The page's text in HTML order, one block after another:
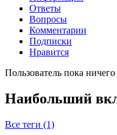
Ответы
Вопросы
Комментарии
Подписки
Нравится
Пользователь пока ничего
Наибольший
Все теги (1)